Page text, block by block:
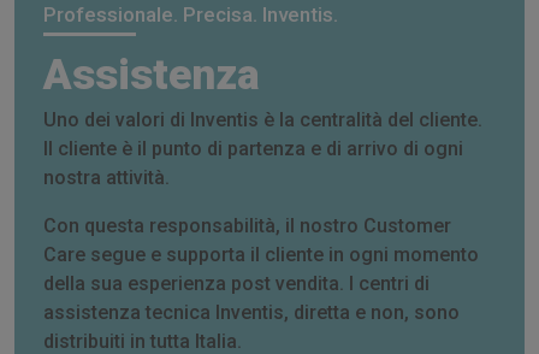
Professionale. Precisa. Inventis.
Assistenza
Uno dei valori di Inventis è la centralità del cliente.
Il cliente è il punto di partenza e di arrivo di ogni
nostra attività.
Con questa responsabilità, il nostro Customer
Care segue e supporta il cliente in ogni momento
della sua esperienza post vendita. I centri di
assistenza tecnica Inventis, diretta e non, sono
distribuiti in tutta Italia.